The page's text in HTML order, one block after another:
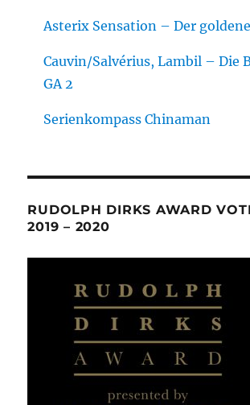
Asterix Sensation – Der
Cauvin/Salvérius, Lambil – Die
GA 2
Serienkompass Chinaman
RUDOLPH DIRKS AWARD
2019 – 2020